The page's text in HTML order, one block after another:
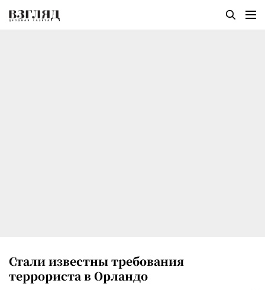
Стали известны требования
террориста в Орландо